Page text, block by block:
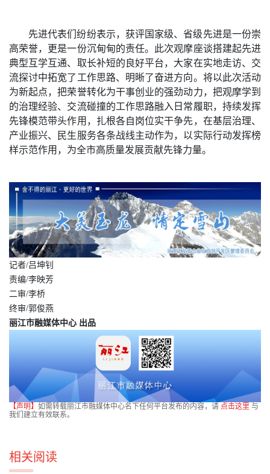
先进代表们纷纷表示，获评国家级、省级先进是一份崇
高荣誉，更是一份沉甸甸的责任。此次观摩座谈搭建起先进
典型互学互通、取长补短的良好平台，大家在实地走访、交
流探讨中拓宽了工作思路、明晰了奋进方向。将以此次活动
为新起点，把荣誉转化为干事创业的强劲动力，把观摩学到
的治理经验、交流碰撞的工作思路融入日常履职，持续发挥
先锋模范带头作用，扎根各自岗位实干争先，在基层治理、
产业振兴、民生服务各条战线主动作为，以实际行动发挥榜
样示范作用，为全市高质量发展贡献先锋力量。
记者/吕坤钊
责编/李映芳
二审/李桥
终审/郭俊燕
丽江市融媒体中心 出品
【声明】 如需转载丽江市融媒体中心名下任何平台发布的内容，请 点击这里 与
我们建立有效联系。
相关阅读